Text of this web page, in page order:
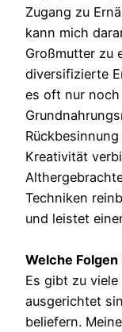
Zugang zu
kann mich
Großmutter zu
diversifizierte
es oft nur
Kreativität
Techniken
und leistet
Welche
Es gibt zu
ausgerichtet
beliefern.